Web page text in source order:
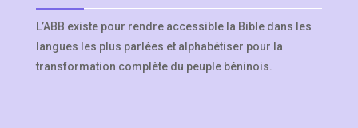
L’ABB existe pour rendre accessible la Bible dans les
langues les plus parlées et alphabétiser pour la
transformation complète du peuple béninois.